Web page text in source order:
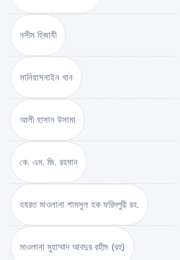
নসীম হিজাযী
সানিয়াসনাইন খান
আলী হাসান উসামা
কে. এম. জি. রহমান
হযরত মাওলানা শামসুল হক ফরিদপুরী রহ.
মাওলানা মুহাম্মাদ আবদুর রহীম (রহ)